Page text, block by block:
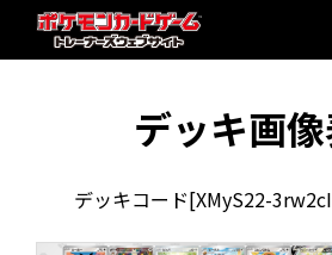
デッキ画
デッキコード[XMyS22-